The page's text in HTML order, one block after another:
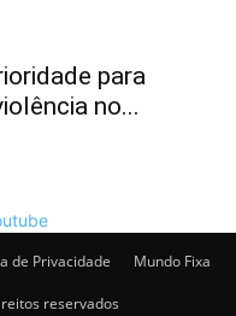
para
no...
de Privacidade Mundo Fixa
reservados